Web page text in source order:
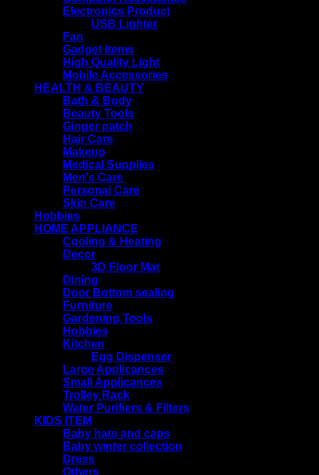
Electronics Product
USB Lighter
Fan
Gadget items
High Quality Light
Mobile Accessories
HEALTH & BEAUTY
Bath & Body
Beauty Tools
Ginger patch
Hair Care
Makeup
Medical Supplies
Men's Care
Personal Care
Skin Care
Hobbies
HOME APPLIANCE
Cooling & Heating
Decor
3D Floor Mat
Dining
Door Bottom sealing
Furniture
Gardening Tools
Hobbies
Kitchen
Egg Dispenser
Large Applicances
Small Applicances
Trolley Rack
Water Purifiers & Filters
KIDS ITEM
Baby hats and caps
Baby winter collection
Dress
Others